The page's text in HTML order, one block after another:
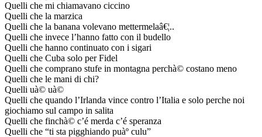
Quelli che mi chiamavano ciccino
Quelli che la marzica
Quelli che la banana volevano mettermelaâ€¦..
Quelli che invece l’hanno fatto con il budello
Quelli che hanno continuato con i sigari
Quelli che Cuba solo per Fidel
Quelli che comprano stufe in montagna perchà© costano meno
Quelli che le mani di chi?
Quelli uà© uà©
Quelli che quando l’Irlanda vince contro l’Italia e solo perche noi
giochiamo sul campo in salita
Quelli che finchà© c’é merda c’é speranza
Quelli che “ti sta pigghiando puàº culu”